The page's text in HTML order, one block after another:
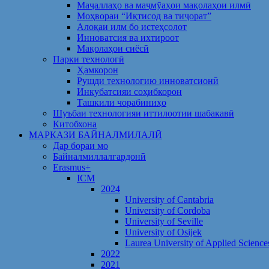
Маҷаллаҳо ва маҷмӯаҳои мақолаҳои илмӣ
Моҳвораи “Иқтисод ва тиҷорат”
Алоқаи илм бо истеҳсолот
Инноватсия ва ихтироот
Мақолаҳои сиёсӣ
Парки технологӣ
Ҳамкорон
Рушди технологию инноватсионӣ
Инкубатсияи соҳибкорон
Ташкили чорабиниҳо
Шуъбаи технологияи иттилоотии шабакавӣ
Китобхона
МАРКАЗИ БАЙНАЛМИЛАЛӢ
Дар бораи мо
Байналмиллалгардонӣ
Erasmus+
ICM
2024
University of Cantabria
University of Cordoba
University of Seville
University of Osijek
Laurea University of Applied
2022
2021